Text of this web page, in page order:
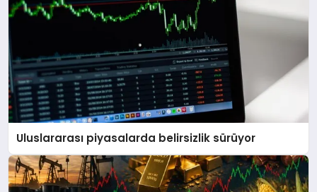
Uluslararası piyasalarda belirsizlik sürüyor